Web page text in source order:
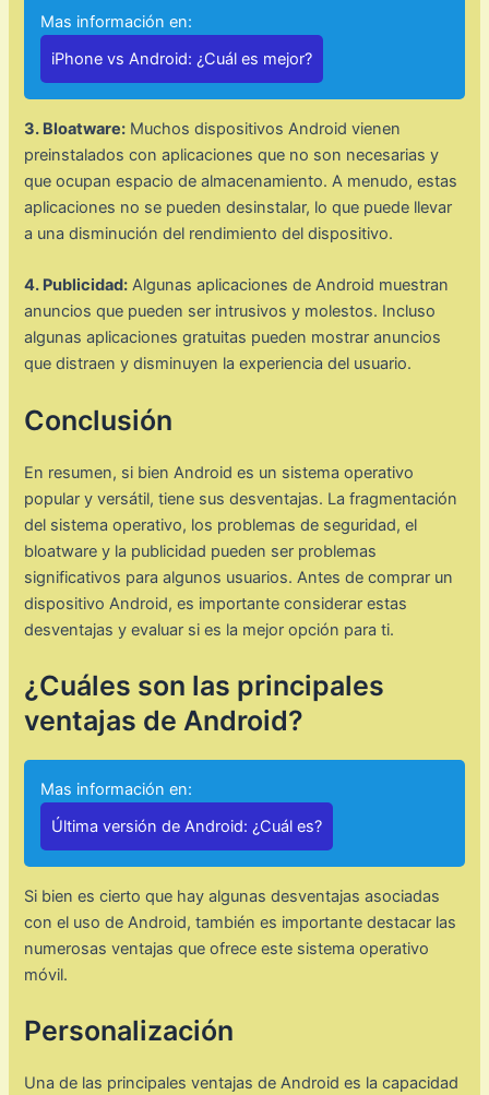
Mas información en:
iPhone vs Android: ¿Cuál es mejor?
3. Bloatware: Muchos dispositivos Android vienen
preinstalados con aplicaciones que no son necesarias y
que ocupan espacio de almacenamiento. A menudo, estas
aplicaciones no se pueden desinstalar, lo que puede llevar
a una disminución del rendimiento del dispositivo.
4. Publicidad: Algunas aplicaciones de Android muestran
anuncios que pueden ser intrusivos y molestos. Incluso
algunas aplicaciones gratuitas pueden mostrar anuncios
que distraen y disminuyen la experiencia del usuario.
Conclusión
En resumen, si bien Android es un sistema operativo
popular y versátil, tiene sus desventajas. La fragmentación
del sistema operativo, los problemas de seguridad, el
bloatware y la publicidad pueden ser problemas
significativos para algunos usuarios. Antes de comprar un
dispositivo Android, es importante considerar estas
desventajas y evaluar si es la mejor opción para ti.
¿Cuáles son las principales
ventajas de Android?
Mas información en:
Última versión de Android: ¿Cuál es?
Si bien es cierto que hay algunas desventajas asociadas
con el uso de Android, también es importante destacar las
numerosas ventajas que ofrece este sistema operativo
móvil.
Personalización
Una de las principales ventajas de Android es la capacidad